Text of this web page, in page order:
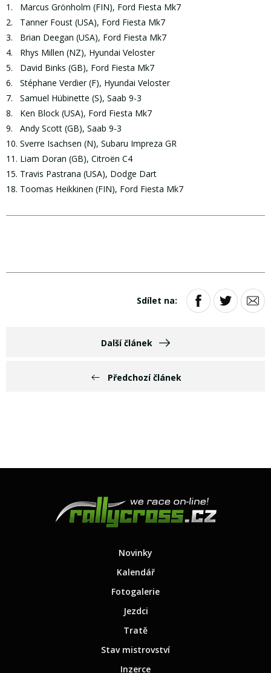
1. Marcus Grönholm (FIN), Ford Fiesta Mk7
2. Tanner Foust (USA), Ford Fiesta Mk7
3. Brian Deegan (USA), Ford Fiesta Mk7
4. Rhys Millen (NZ), Hyundai Veloster
5. David Binks (GB), Ford Fiesta Mk7
6. Stéphane Verdier (F), Hyundai Veloster
7. Samuel Hübinette (S), Saab 9-3
8. Ken Block (USA), Ford Fiesta Mk7
9. Andy Scott (GB), Saab 9-3
10. Sverre Isachsen (N), Subaru Impreza GR
11. Liam Doran (GB), Citroën C4
15. Travis Pastrana (USA), Dodge Dart
18. Toomas Heikkinen (FIN), Ford Fiesta Mk7
Předchozí článek
Sdílet na:
Další článek
Novinky
Kalendář
Fotogalerie
Jezdci
Tratě
Stav mistrovství
Inzerce